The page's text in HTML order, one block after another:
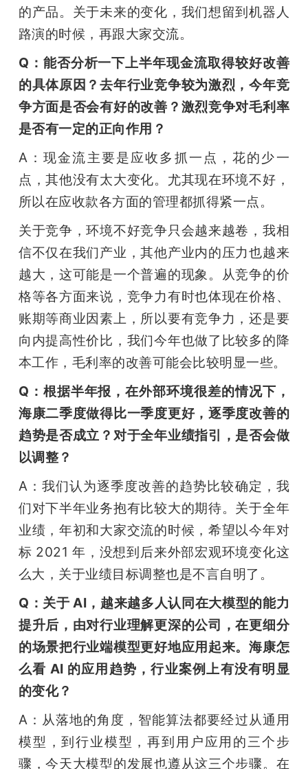
的产品。关于未来的变化，我们想留到机器人
路演的时候，再跟大家交流。
Q：能否分析一下上半年现金流取得较好改善
的具体原因？去年行业竞争较为激烈，今年竞
争方面是否会有好的改善？激烈竞争对毛利率
是否有一定的正向作用？
A：现金流主要是应收多抓一点，花的少一
点，其他没有太大变化。尤其现在环境不好，
所以在应收款各方面的管理都抓得紧一点。
关于竞争，环境不好竞争只会越来越卷，我相
信不仅在我们产业，其他产业内的压力也越来
越大，这可能是一个普遍的现象。从竞争的价
格等各方面来说，竞争力有时也体现在价格、
账期等商业因素上，所以要有竞争力，还是要
向内提高性价比，我们今年也做了比较多的降
本工作，毛利率的改善可能会比较明显一些。
Q：根据半年报，在外部环境很差的情况下，
海康二季度做得比一季度更好，逐季度改善的
趋势是否成立？对于全年业绩指引，是否会做
以调整？
A：我们认为逐季度改善的趋势比较确定，我
们对下半年业务抱有比较大的期待。关于全年
业绩，年初和大家交流的时候，希望以今年对
标 2021 年，没想到后来外部宏观环境变化这
么大，关于业绩目标调整也是不言自明了。
Q：关于 AI，越来越多人认同在大模型的能力
提升后，由对行业理解更深的公司，在更细分
的场景把行业端模型更好地应用起来。海康怎
么看 AI 的应用趋势，行业案例上有没有明显
的变化？
A：从落地的角度，智能算法都要经过从通用
模型，到行业模型，再到用户应用的三个步
骤，今天大模型的发展也遵从这三个步骤。在